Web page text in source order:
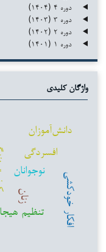
دوره ۴ (۱۴۰۴)
دوره ۳ (۱۴۰۳)
دوره ۲ (۱۴۰۲)
دوره ۱ (۱۴۰۱)
واژگان کلیدی
نوجوانان
افسردگی
دانش‌آموزان
زنان
تنظیم
افکار خودکشی